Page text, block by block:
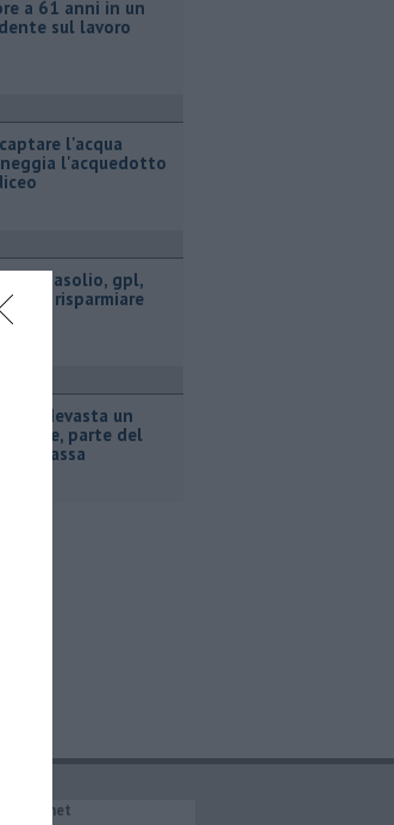
a 61 anni in un
sul lavoro
l'acqua
l'acquedotto
gasolio, gpl,
dove risparmiare
devasta un
parte del
collassa